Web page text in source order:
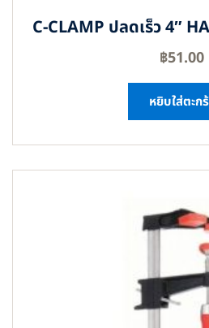
C-CLAMP ปลดเร็ว 4″
฿51.00
หยิบใส่ตะก